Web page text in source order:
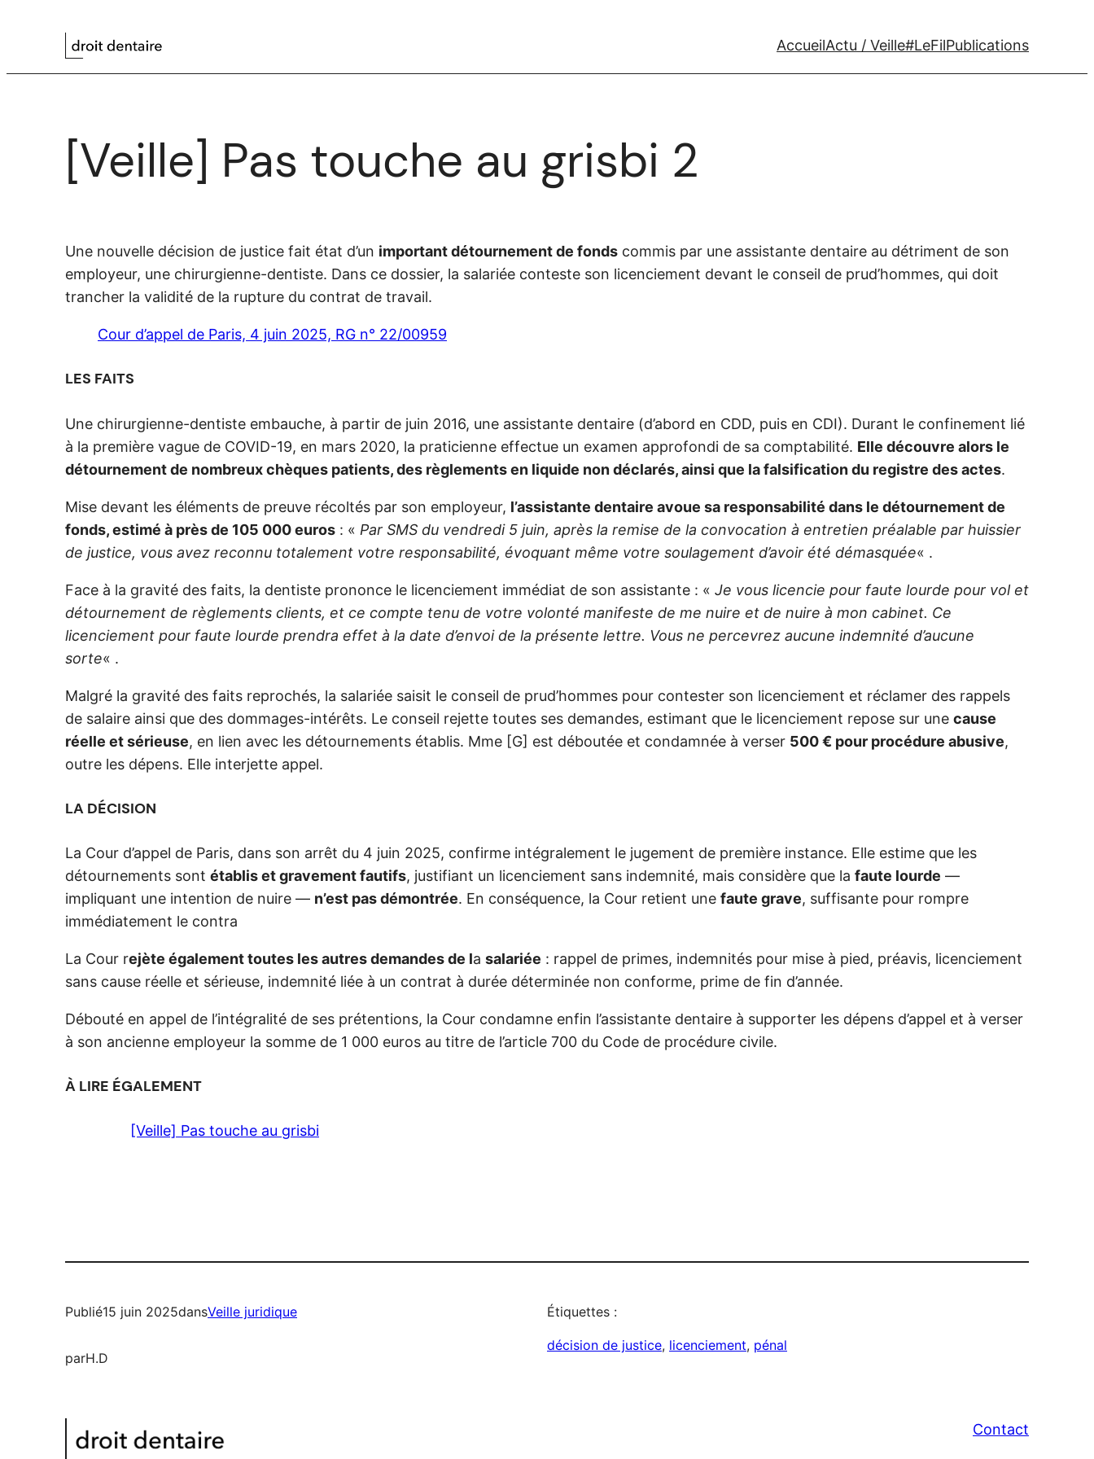
AccueilActu / Veille#LeFilPublications
[Veille] Pas touche au grisbi 2
Une nouvelle décision de justice fait état d’un important détournement de fonds commis par une assistante dentaire au détriment de son
employeur, une chirurgienne-dentiste. Dans ce dossier, la salariée conteste son licenciement devant le conseil de prud’hommes, qui doit
trancher la validité de la rupture du contrat de travail.
Cour d’appel de Paris, 4 juin 2025, RG n° 22/00959
LES FAITS
Une chirurgienne-dentiste embauche, à partir de juin 2016, une assistante dentaire (d’abord en CDD, puis en CDI). Durant le confinement lié
à la première vague de COVID-19, en mars 2020, la praticienne effectue un examen approfondi de sa comptabilité. Elle découvre alors le
détournement de nombreux chèques patients, des règlements en liquide non déclarés, ainsi que la falsification du registre des actes.
Mise devant les éléments de preuve récoltés par son employeur, l’assistante dentaire avoue sa responsabilité dans le détournement de
fonds, estimé à près de 105 000 euros : « Par SMS du vendredi 5 juin, après la remise de la convocation à entretien préalable par huissier
de justice, vous avez reconnu totalement votre responsabilité, évoquant même votre soulagement d’avoir été démasquée« .
Face à la gravité des faits, la dentiste prononce le licenciement immédiat de son assistante : « Je vous licencie pour faute lourde pour vol et
détournement de règlements clients, et ce compte tenu de votre volonté manifeste de me nuire et de nuire à mon cabinet. Ce
licenciement pour faute lourde prendra effet à la date d’envoi de la présente lettre. Vous ne percevrez aucune indemnité d’aucune
sorte« .
Malgré la gravité des faits reprochés, la salariée saisit le conseil de prud’hommes pour contester son licenciement et réclamer des rappels
de salaire ainsi que des dommages-intérêts. Le conseil rejette toutes ses demandes, estimant que le licenciement repose sur une cause
réelle et sérieuse, en lien avec les détournements établis. Mme [G] est déboutée et condamnée à verser 500 € pour procédure abusive,
outre les dépens. Elle interjette appel.
LA DÉCISION
La Cour d’appel de Paris, dans son arrêt du 4 juin 2025, confirme intégralement le jugement de première instance. Elle estime que les
détournements sont établis et gravement fautifs, justifiant un licenciement sans indemnité, mais considère que la faute lourde —
impliquant une intention de nuire — n’est pas démontrée. En conséquence, la Cour retient une faute grave, suffisante pour rompre
immédiatement le contra
La Cour rejète également toutes les autres demandes de la salariée : rappel de primes, indemnités pour mise à pied, préavis, licenciement
sans cause réelle et sérieuse, indemnité liée à un contrat à durée déterminée non conforme, prime de fin d’année.
Débouté en appel de l’intégralité de ses prétentions, la Cour condamne enfin l’assistante dentaire à supporter les dépens d’appel et à verser
à son ancienne employeur la somme de 1 000 euros au titre de l’article 700 du Code de procédure civile.
À LIRE ÉGALEMENT
[Veille] Pas touche au grisbi
Publié15 juin 2025dansVeille juridique
parH.D
Étiquettes :
décision de justice, licenciement, pénal
Contact